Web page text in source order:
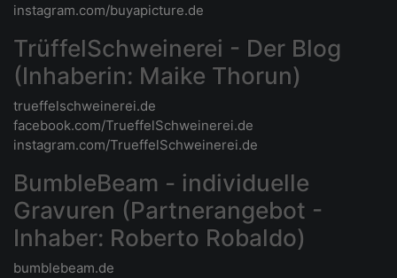
instagram.com/buyapicture.de
TrüffelSchweinerei - Der Blog
(Inhaberin: Maike Thorun)
trueffelschweinerei.de
facebook.com/TrueffelSchweinerei.de
instagram.com/TrueffelSchweinerei.de
BumbleBeam - individuelle
Gravuren (Partnerangebot -
Inhaber: Roberto Robaldo)
bumblebeam.de